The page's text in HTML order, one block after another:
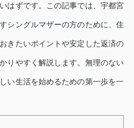
はずです。この記事では、宇都宮
シングルマザーの方のために、住
きたいポイントや安定した返済の
りやすく解説します。無理のない
い生活を始めるための第一歩を一